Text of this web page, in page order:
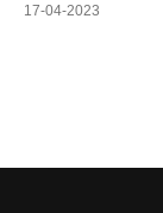
17-04-2023